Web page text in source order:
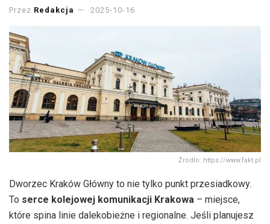
Przez Redakcja 2025-10-16
Źródło: https://www.fakt.pl
Dworzec Kraków Główny to nie tylko punkt przesiadkowy.
To serce kolejowej komunikacji Krakowa – miejsce,
które spina linie dalekobieżne i regionalne. Jeśli planujesz